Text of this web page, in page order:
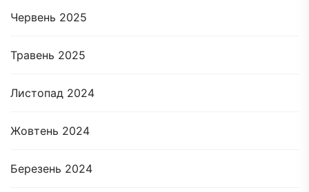
Червень 2025
Травень 2025
Листопад 2024
Жовтень 2024
Березень 2024